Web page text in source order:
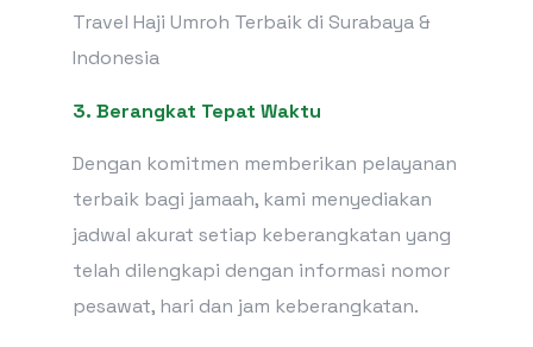
Travel Haji Umroh Terbaik di Surabaya &
Indonesia
3. Berangkat Tepat Waktu
Dengan komitmen memberikan pelayanan
terbaik bagi jamaah, kami menyediakan
jadwal akurat setiap keberangkatan yang
telah dilengkapi dengan informasi nomor
pesawat, hari dan jam keberangkatan.